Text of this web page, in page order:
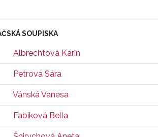
SOUPISKA
Albrechtová Karin
Petrová Sára
Vánská Vanesa
Fabíková Bella